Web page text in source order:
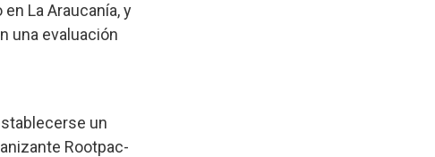
La Araucanía, y
una evaluación
un
Rootpac-